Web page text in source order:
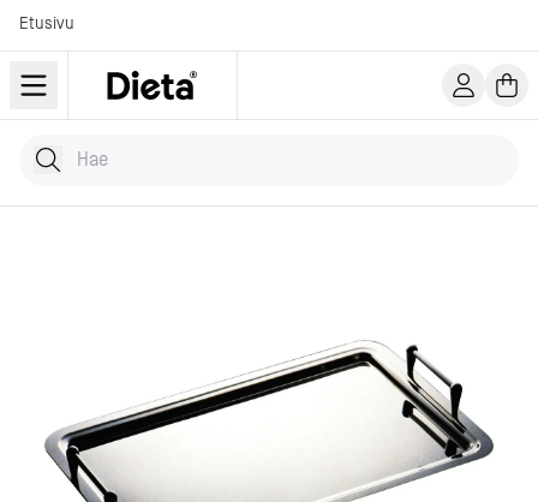
Etusivu
Hae tuotteita
Kirjoita hakusana...